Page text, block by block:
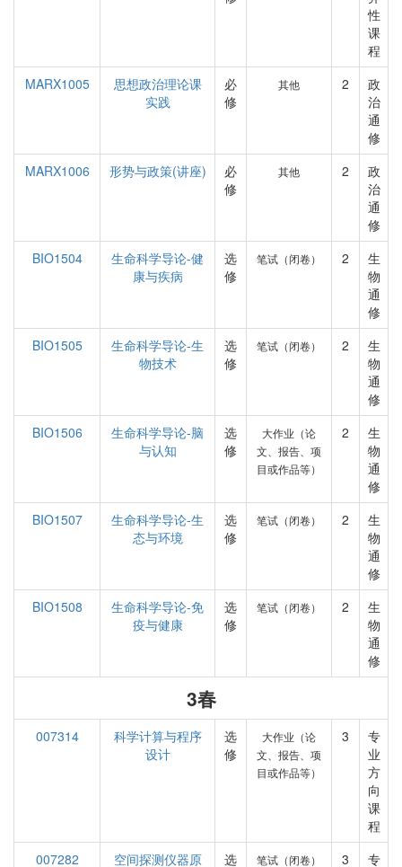
性
课
程
MARX1005
思想政治理论课
实践
必
修
其他 2
政
治
通
修
MARX1006
形势与政策(讲座)
必
修
其他 2
政
治
通
修
BIO1504
生命科学导论-健
康与疾病
选
修
笔试（闭卷） 2
生
物
通
修
BIO1505
生命科学导论-生
物技术
选
修
笔试（闭卷） 2
生
物
通
修
BIO1506
生命科学导论-脑
与认知
选
修
大作业（论
文、报告、项
目或作品等）
2
生
物
通
修
BIO1507
生命科学导论-生
态与环境
选
修
笔试（闭卷） 2
生
物
通
修
BIO1508
生命科学导论-免
疫与健康
选
修
笔试（闭卷） 2
生
物
通
修
3春
007314
科学计算与程序
设计
选
修
大作业（论
文、报告、项
目或作品等）
3
专
业
方
向
课
程
007282
空间探测仪器原 选 笔试（闭卷） 3 专